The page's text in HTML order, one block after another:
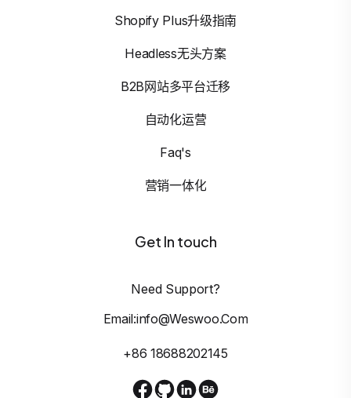
Shopify Plus升级指南
Headless无头方案
B2B网站多平台迁移
自动化运营
Faq's
营销一体化
Get In touch
Need Support?
Email:info@weswoo.com
+86 18688202145